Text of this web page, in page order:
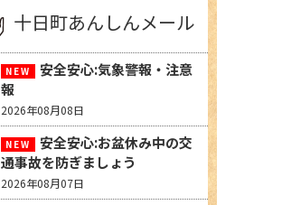
十日町あんしんメール
安全安心:気象警報・注意
報
2026年08月08日
安全安心:お盆休み中の交
通事故を防ぎましょう
2026年08月07日